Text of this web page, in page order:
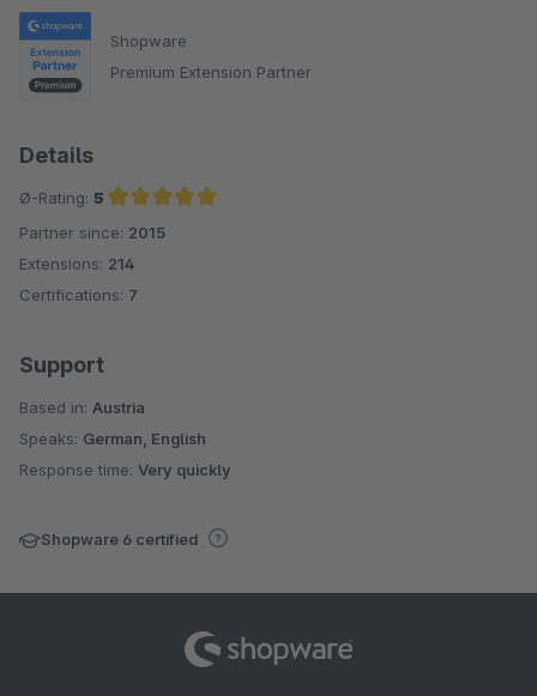
Shopware
Premium Extension Partner
Details
Ø-Rating: 5
Average rating of 5 out of 5 stars
Partner since: 2015
Extensions: 214
Certifications: 7
Support
Based in: Austria
Speaks: German, English
Response time: Very quickly
Shopware 6 certified